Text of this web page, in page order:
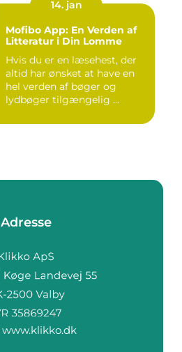
14. jan
Mofibo App: En Verden af
Litteratur i Din Lomme
Hvis du er en læsehest, der
altid har ønsket at have en
hel verden af bøger og
lydbøger tilgængelig ...
Adresse
www.klikko.dk